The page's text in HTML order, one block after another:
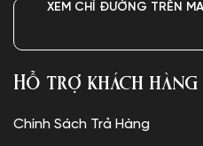
XEM CHỈ ĐƯỜNG TRÊN
Hỗ trợ khách hàng
Chính Sách Trả Hàng